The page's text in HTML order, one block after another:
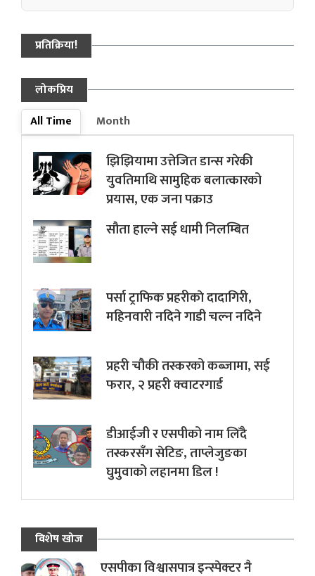
प्रतिक्रिया!
लोकप्रिय
All Time
Month
झिझियामा उत्तेजित डान्स गरेकी
युवतिमाथि सामुहिक बलात्कारको
प्रयास, एक जना पक्राउ
सौता हाल्ने सई धामी निलम्बित
पर्सा ट्राफिक प्रहरीकाे दादागिरी,
महिनवारी नदिने गाडी चल्न नदिने
प्रहरी चौकी तस्करको कब्जामा, सई
फरार, २ प्रहरी क्वाटरगार्ड
डीआईजी र एसपीको नाम लिँदै
तस्करसँग सेटिङ, ताप्लेजुङका
घुमुवाको लहानमा डिल !
विशेष खोज
एसपीका विश्वासपात्र इन्स्पेक्टर नै